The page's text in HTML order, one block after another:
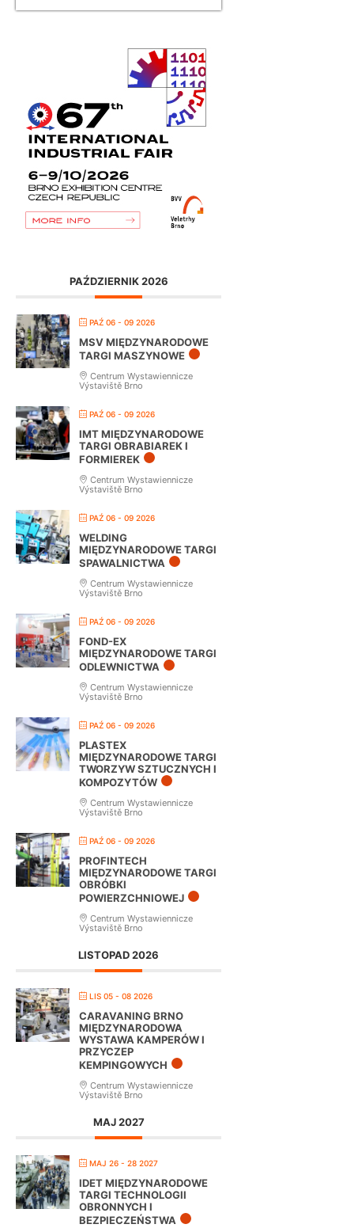
PAŹDZIERNIK 2026
PAŹ 06 - 09 2026
MSV MIĘDZYNARODOWE
TARGI MASZYNOWE
Centrum Wystawiennicze
Výstaviště Brno
PAŹ 06 - 09 2026
IMT MIĘDZYNARODOWE
TARGI OBRABIAREK I
FORMIEREK
Centrum Wystawiennicze
Výstaviště Brno
PAŹ 06 - 09 2026
WELDING
MIĘDZYNARODOWE TARGI
SPAWALNICTWA
Centrum Wystawiennicze
Výstaviště Brno
PAŹ 06 - 09 2026
FOND-EX
MIĘDZYNARODOWE TARGI
ODLEWNICTWA
Centrum Wystawiennicze
Výstaviště Brno
PAŹ 06 - 09 2026
PLASTEX
MIĘDZYNARODOWE TARGI
TWORZYW SZTUCZNYCH I
KOMPOZYTÓW
Centrum Wystawiennicze
Výstaviště Brno
PAŹ 06 - 09 2026
PROFINTECH
MIĘDZYNARODOWE TARGI
OBRÓBKI
POWIERZCHNIOWEJ
Centrum Wystawiennicze
Výstaviště Brno
LISTOPAD 2026
LIS 05 - 08 2026
CARAVANING BRNO
MIĘDZYNARODOWA
WYSTAWA KAMPERÓW I
PRZYCZEP
KEMPINGOWYCH
Centrum Wystawiennicze
Výstaviště Brno
MAJ 2027
MAJ 26 - 28 2027
IDET MIĘDZYNARODOWE
TARGI TECHNOLOGII
OBRONNYCH I
BEZPIECZEŃSTWA